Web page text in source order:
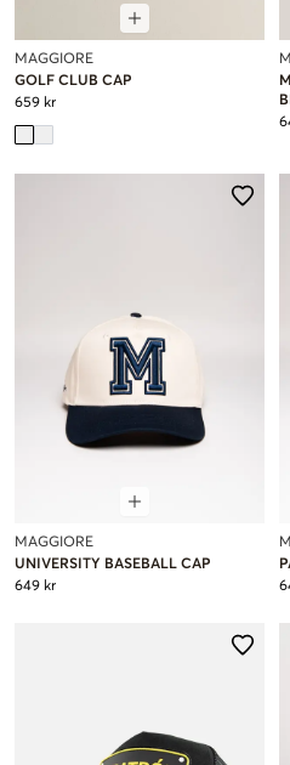
MAGGIORE
GOLF CLUB CAP
659 kr
MAGGIORE
UNIVERSITY BASEBALL CAP
649 kr